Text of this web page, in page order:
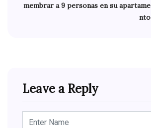
membrar a 9 personas en su apartame
nto
Leave a Reply